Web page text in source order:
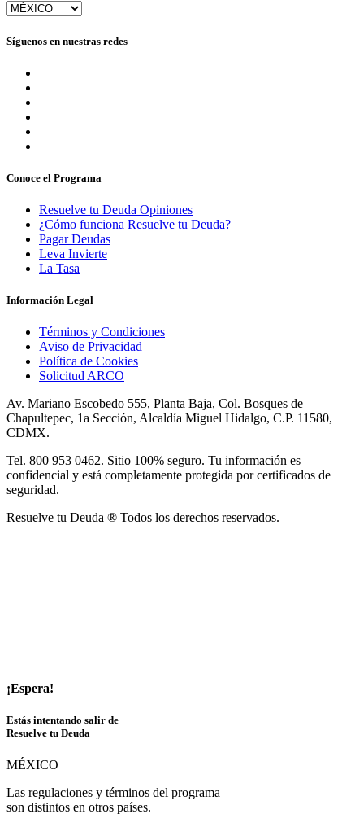
Síguenos en nuestras redes
Conoce el Programa
Resuelve tu Deuda Opiniones
¿Cómo funciona Resuelve tu Deuda?
Pagar Deudas
Leva Invierte
La Tasa
Información Legal
Términos y Condiciones
Aviso de Privacidad
Política de Cookies
Solicitud ARCO
Av. Mariano Escobedo 555, Planta Baja, Col. Bosques de
Chapultepec, 1a Sección, Alcaldía Miguel Hidalgo, C.P. 11580,
CDMX.
Tel. 800 953 0462. Sitio 100% seguro. Tu información es
confidencial y está completamente protegida por certificados de
seguridad.
Resuelve tu Deuda ® Todos los derechos reservados.
¡Espera!
Estás intentando salir de
Resuelve tu Deuda
MÉXICO
Las regulaciones y términos del programa
son distintos en otros países.